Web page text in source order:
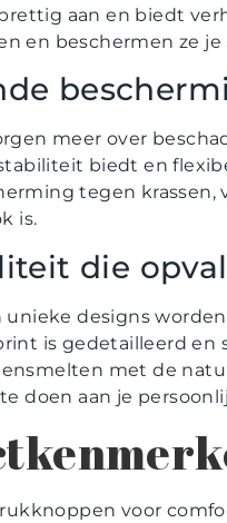
aan en biedt
en beschermen ze
meer over
biedt en
tegen krassen,
is.
die
designs
is gedetailleerd en
met de
doen aan je
voor